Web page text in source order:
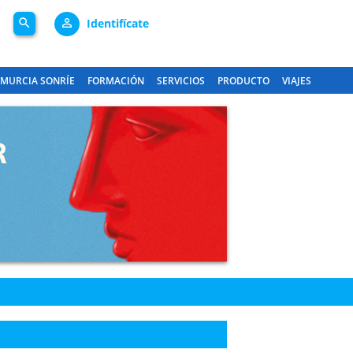
search person_outline Identifícate
MURCIA SONRÍE FORMACIÓN SERVICIOS PRODUCTO VIAJES